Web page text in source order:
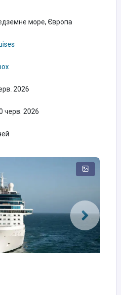
море, Європа
2026
черв. 2026